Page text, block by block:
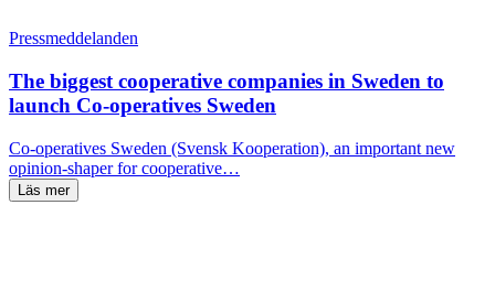
Pressmeddelanden
The biggest cooperative companies in Sweden to
launch Co-operatives Sweden
Co-operatives Sweden (Svensk Kooperation), an important new
opinion-shaper for cooperative…
Läs mer